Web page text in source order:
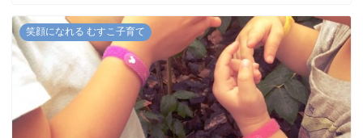
笑顔になれる むすこ子育て